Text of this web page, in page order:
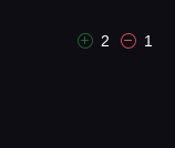
2 1